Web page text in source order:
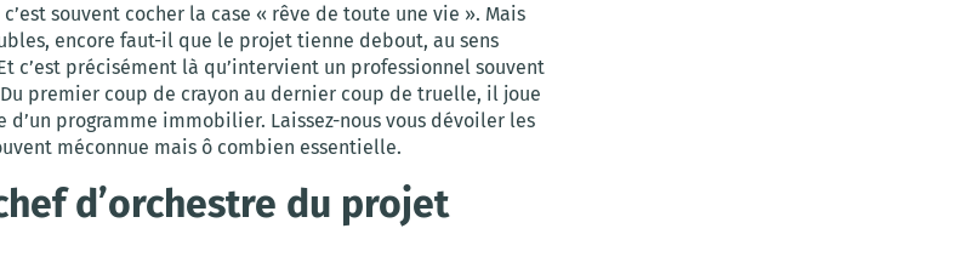
souvent cocher la case « rêve de toute une vie ». Mais
encore faut-il que le projet tienne debout, au sens
c’est précisément là qu’intervient un professionnel souvent
premier coup de crayon au dernier coup de truelle, il joue
d’un programme immobilier. Laissez-nous vous dévoiler les
méconnue mais ô combien essentielle.
d’orchestre du projet